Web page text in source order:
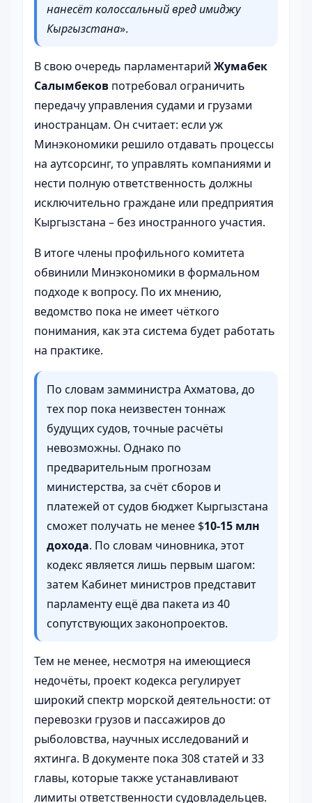
нанесёт колоссальный вред имиджу
Кыргызстана».
В свою очередь парламентарий Жумабек
Салымбеков потребовал ограничить
передачу управления судами и грузами
иностранцам. Он считает: если уж
Минэкономики решило отдавать процессы
на аутсорсинг, то управлять компаниями и
нести полную ответственность должны
исключительно граждане или предприятия
Кыргызстана – без иностранного участия.
В итоге члены профильного комитета
обвинили Минэкономики в формальном
подходе к вопросу. По их мнению,
ведомство пока не имеет чёткого
понимания, как эта система будет работать
на практике.
По словам замминистра Ахматова, до
тех пор пока неизвестен тоннаж
будущих судов, точные расчёты
невозможны. Однако по
предварительным прогнозам
министерства, за счёт сборов и
платежей от судов бюджет Кыргызстана
сможет получать не менее $10-15 млн
дохода. По словам чиновника, этот
кодекс является лишь первым шагом:
затем Кабинет министров представит
парламенту ещё два пакета из 40
сопутствующих законопроектов.
Тем не менее, несмотря на имеющиеся
недочёты, проект кодекса регулирует
широкий спектр морской деятельности: от
перевозки грузов и пассажиров до
рыболовства, научных исследований и
яхтинга. В документе пока 308 статей и 33
главы, которые также устанавливают
лимиты ответственности судовладельцев.